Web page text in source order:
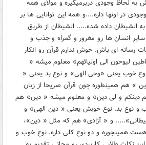
به لحاظ وجودی دربرمیگیره و مولای همه
در اونها داره....و همه این توانایی ها بر
الشیطان داده شده..... الشیطان از طریق
انسان ها رو مغرور و گمراه و جذب و
رسانه ای باش. خوش ندارم قرآن رو انکار
لیوحون الی اولیائهم» معلوم میشه «
خوب یعنی «وحی الهی» و نوع بد یعنی «
» هم همینطوره چون قرآن صریحا از زبان
دینکم و لی دین» و معلوم میشه « دین» هم
و نوع بد. نوع خوبش یعنی « دین الهی» و
و « آزادی» هم که مثل « دین»،
همینجوره و دو نوع کلی داره. نوع خوب و